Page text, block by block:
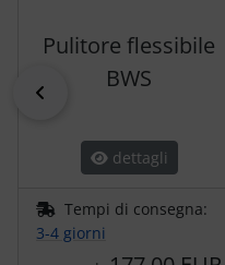
indietro
Pulitore flessibile
BWS
dettagli
Tempi di consegna:
3-4 giorni